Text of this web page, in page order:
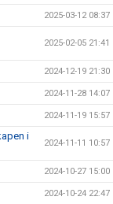
2025-03-12 08:37
2025-02-05 21:41
2024-12-19 21:30
2024-11-28 14:07
2024-11-19 15:57
i
2024-11-11 10:57
2024-10-27 15:00
2024-10-24 22:47